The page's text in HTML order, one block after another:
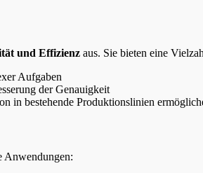
und Effizienz aus. Sie bieten eine
Aufgaben
der Genauigkeit
in bestehende Produktionslinien
Anwendungen: